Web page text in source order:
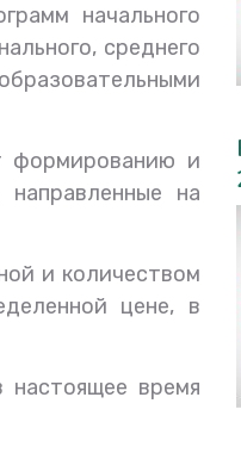
начального
среднего
формированию и
на
и количеством
цене, в
настоящее время